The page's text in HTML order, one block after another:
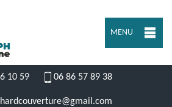
MENU
10 59 06 86 57 89 38